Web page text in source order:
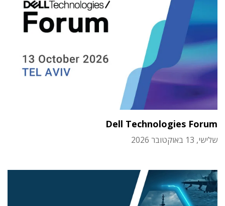
Dell Technologies Forum
שלישי, 13 באוקטובר 2026